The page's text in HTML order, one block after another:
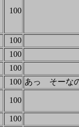
100
100
100
100
100 あっ そーな
100
100